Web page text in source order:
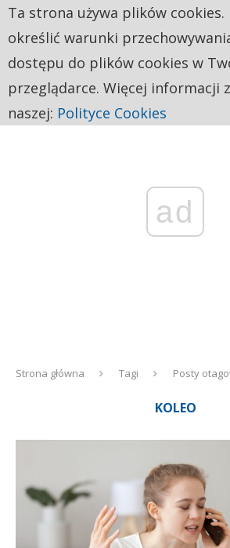
ad
Strona główna Tagi Posty
KOLEO
Ta strona używa plików cookies.
określić warunki
dostępu do plików cookies w
przeglądarce. Więcej informacji
naszej: Polityce Cookies